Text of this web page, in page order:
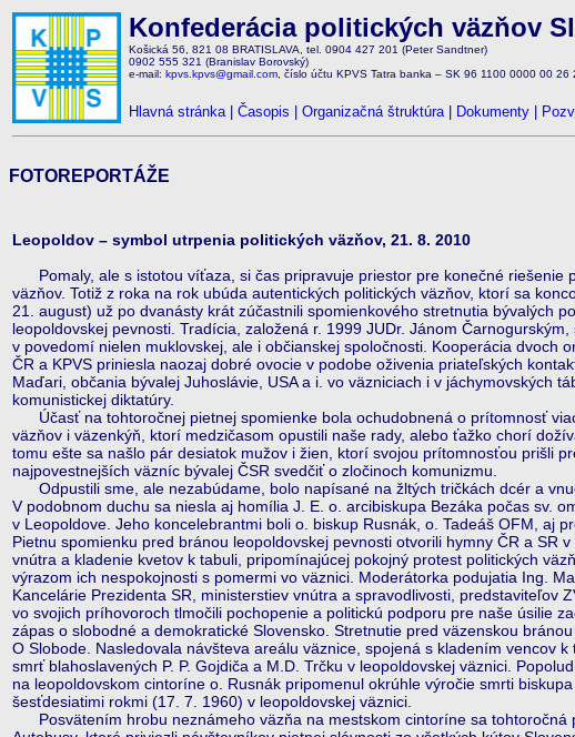
Konfederácia politických väzňov
Košická 56, 821 08 BRATISLAVA, tel. 0904 427 201 (Peter Sandtner)
0902 555 321 (Branislav Borovský)
e-mail: kpvs.kpvs@gmail.com , číslo účtu KPVS Tatra banka – SK 96 1100 0000 00
Hlavná stránka| Časopis Organizačná štruktúra| Dokumenty
FOTOREPORTÁŽE
Leopoldov – symbol utrpenia politických väzňov, 21. 8. 2010
Pomaly, ale s istotou víťaza, si čas pripravuje priestor pre konečné riešenie
väzňov. Totiž z roka na rok ubúda autentických politických väzňov, ktorí sa
21. august) už po dvanásty krát zúčastnili spomienkového stretnutia bývalých
leopoldovskej pevnosti. Tradícia, založená r. 1999 JUDr. Jánom
v povedomí nielen muklovskej, ale i občianskej spoločnosti. Kooperácia dvoch
ČR a KPVS priniesla naozaj dobré ovocie v podobe oživenia priateľských
Maďari, občania bývalej Juhoslávie, USA a i. vo väzniciach i v jáchymovských
komunistickej diktatúry.
Účasť na tohtoročnej pietnej spomienke bola ochudobnená o prítomnosť
väzňov i väzenkýň, ktorí medzičasom opustili naše rady, alebo ťažko chorí
tomu ešte sa našlo pár desiatok mužov i žien, ktorí svojou prítomnosťou prišli
najpovestnejších väzníc bývalej ČSR svedčiť o zločinoch komunizmu.
Odpustili sme, ale nezabúdame, bolo napísané na žltých tričkách dcér a
V podobnom duchu sa niesla aj homília J. E. o. arcibiskupa Bezáka počas sv.
v Leopoldove. Jeho koncelebrantmi boli o. biskup Rusnák, o. Tadeáš OFM, aj
Pietnu spomienku pred bránou leopoldovskej pevnosti otvorili hymny ČR a SR
vnútra a kladenie kvetov k tabuli, pripomínajúcej pokojný protest politických
výrazom ich nespokojnosti s pomermi vo väznici. Moderátorka podujatia Ing.
Kancelárie Prezidenta SR, ministerstiev vnútra a spravodlivosti, predstaviteľov
vo svojich príhovoroch tlmočili pochopenie a politickú podporu pre naše úsilie
zápas o slobodné a demokratické Slovensko. Stretnutie pred väzenskou
O Slobode. Nasledovala návšteva areálu väznice, spojená s kladením vencov
smrť blahoslavených P. P. Gojdiča a M.D. Trčku v leopoldovskej väznici.
na leopoldovskom cintoríne o. Rusnák pripomenul okrúhle výročie smrti
šesťdesiatimi rokmi (17. 7. 1960) v leopoldovskej väznici.
Posvätením hrobu neznámeho väzňa na mestskom cintoríne sa tohtoročná